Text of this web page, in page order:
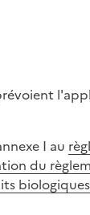
I au
du